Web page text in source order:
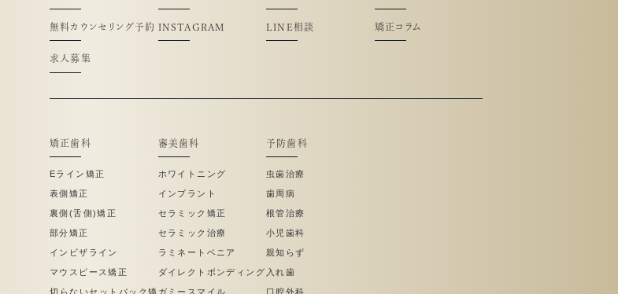
無料カウンセリング予約 INSTAGRAM LINE相談 矯正コラム
求人募集
矯正歯科
Eライン矯正
表側矯正
裏側(舌側)矯正
部分矯正
インビザライン
マウスピース矯正
切らないセットバック矯
審美歯科
ホワイトニング
インプラント
セラミック矯正
セラミック治療
ラミネートベニア
ダイレクトボンディング
ガミースマイル
予防歯科
虫歯治療
歯周病
根管治療
小児歯科
親知らず
入れ歯
口腔外科